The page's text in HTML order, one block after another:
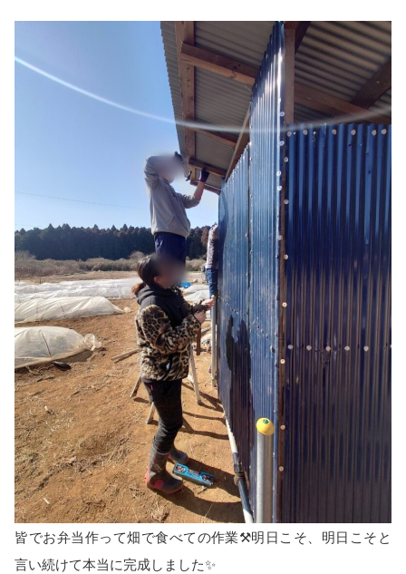
皆でお弁当作って畑で食べての作業⚒️明日こそ、明日こそと
言い続けて本当に完成しました✨